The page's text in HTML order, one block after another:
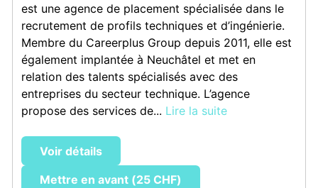
est une agence de placement spécialisée dans le
recrutement de profils techniques et d’ingénierie.
Membre du Careerplus Group depuis 2011, elle est
également implantée à Neuchâtel et met en
relation des talents spécialisés avec des
entreprises du secteur technique. L’agence
propose des services de... Lire la suite
Voir détails
Mettre en avant (25 CHF)